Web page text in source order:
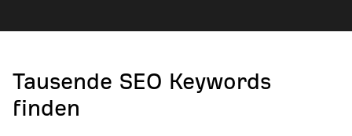
Tausende SEO Keywords
finden